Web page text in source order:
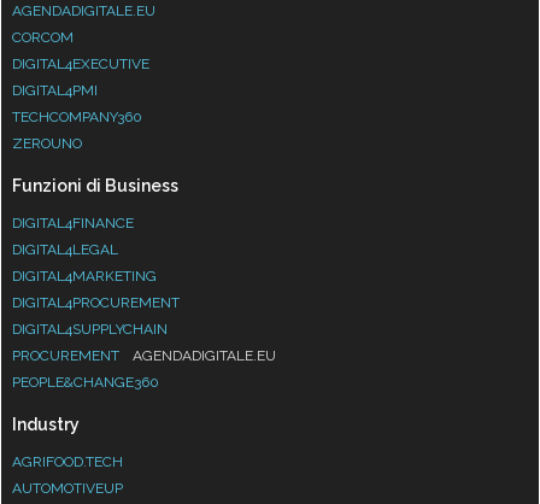
AGENDADIGITALE.EU
CORCOM
DIGITAL4EXECUTIVE
DIGITAL4PMI
TECHCOMPANY360
ZEROUNO
Funzioni di Business
DIGITAL4FINANCE
DIGITAL4LEGAL
DIGITAL4MARKETING
DIGITAL4PROCUREMENT
DIGITAL4SUPPLYCHAIN
PROCUREMENT
AGENDADIGITALE.EU
PEOPLE&CHANGE360
Industry
AGRIFOOD.TECH
AUTOMOTIVEUP